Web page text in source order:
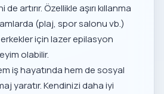
artırır. Özellikle aşırı kıllanma
(plaj, spor salonu vb.)
için lazer epilasyon
olabilir.
iş hayatında hem de sosyal
yaratır. Kendinizi daha iyi